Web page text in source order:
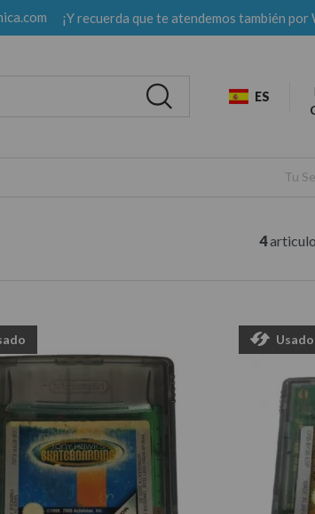
¡Y recuerda que te atendemos también por
ES
Tu
4
Usado